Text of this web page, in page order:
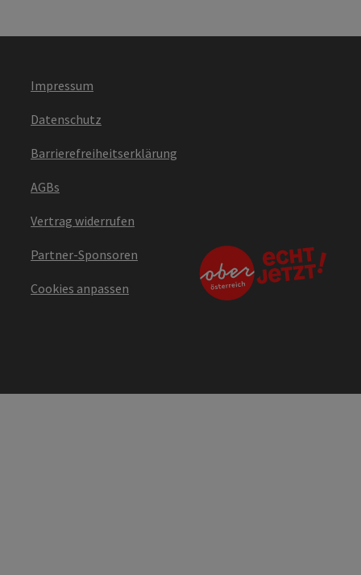
Impressum
Datenschutz
Barrierefreiheitserklärung
AGBs
Vertrag widerrufen
Partner-Sponsoren
Cookies anpassen